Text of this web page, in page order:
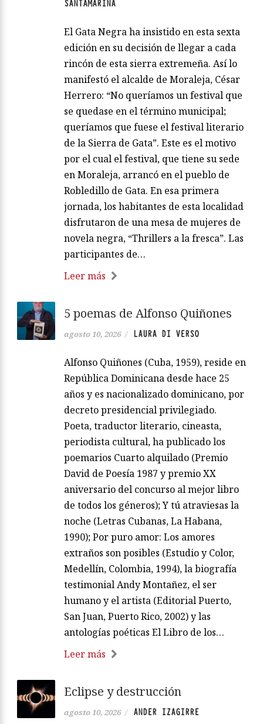
SANTAMARINA
El Gata Negra ha insistido en esta sexta
edición en su decisión de llegar a cada
rincón de esta sierra extremeña. Así lo
manifestó el alcalde de Moraleja, César
Herrero: “No queríamos un festival que
se quedase en el término municipal;
queríamos que fuese el festival literario
de la Sierra de Gata”. Este es el motivo
por el cual el festival, que tiene su sede
en Moraleja, arrancó en el pueblo de
Robledillo de Gata. En esa primera
jornada, los habitantes de esta localidad
disfrutaron de una mesa de mujeres de
novela negra, “Thrillers a la fresca”. Las
participantes de…
Leer más
5 poemas de Alfonso Quiñones
agosto 10, 2026 / LAURA DI VERSO
Alfonso Quiñones (Cuba, 1959), reside en
República Dominicana desde hace 25
años y es nacionalizado dominicano, por
decreto presidencial privilegiado.
Poeta, traductor literario, cineasta,
periodista cultural, ha publicado los
poemarios Cuarto alquilado (Premio
David de Poesía 1987 y premio XX
aniversario del concurso al mejor libro
de todos los géneros); Y tú atraviesas la
noche (Letras Cubanas, La Habana,
1990); Por puro amor: Los amores
extraños son posibles (Estudio y Color,
Medellín, Colombia, 1994), la biografía
testimonial Andy Montañez, el ser
humano y el artista (Editorial Puerto,
San Juan, Puerto Rico, 2002) y las
antologías poéticas El Libro de los…
Leer más
Eclipse y destrucción
agosto 10, 2026 / ANDER IZAGIRRE